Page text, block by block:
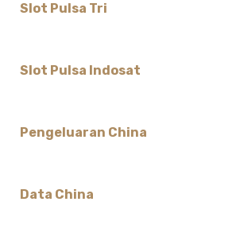
Slot Pulsa Tri
Slot Pulsa Indosat
Pengeluaran China
Data China